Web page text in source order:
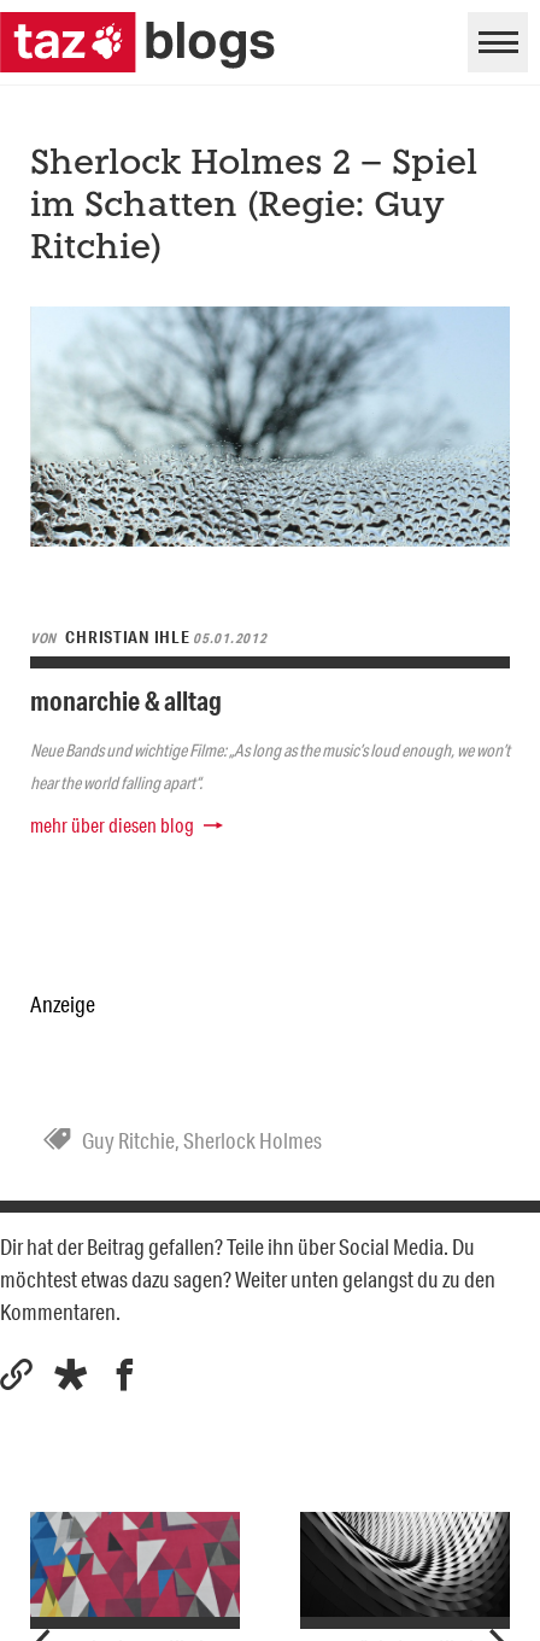
Sherlock Holmes 2 – Spiel
im Schatten (Regie: Guy
Ritchie)
VON CHRISTIAN IHLE 05.01.2012
monarchie & alltag
Neue Bands und wichtige Filme: „As long as the music’s loud enough, we won’t
hear the world falling apart“.
mehr über diesen blog
Anzeige
Guy Ritchie,Sherlock Holmes
Dir hat der Beitrag gefallen? Teile ihn über Social Media. Du
möchtest etwas dazu sagen? Weiter unten gelangst du zu den
Kommentaren.